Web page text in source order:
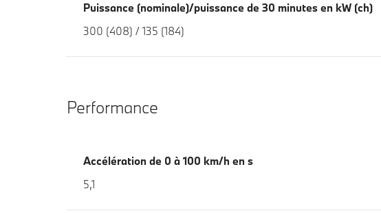
Puissance (nominale)/puissance de 30 minutes en kW (ch)
300 (408) / 135 (184)
Performance
Accélération de 0 à 100 km/h en s
5,1